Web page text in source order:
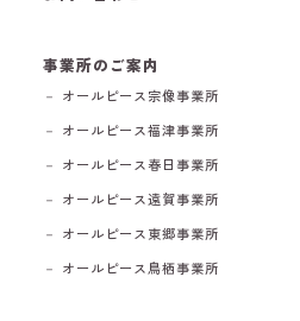
事業所のご案内
－ オールピース宗像事業所
－ オールピース福津事業所
－ オールピース春日事業所
－ オールピース遠賀事業所
－ オールピース東郷事業所
－ オールピース鳥栖事業所